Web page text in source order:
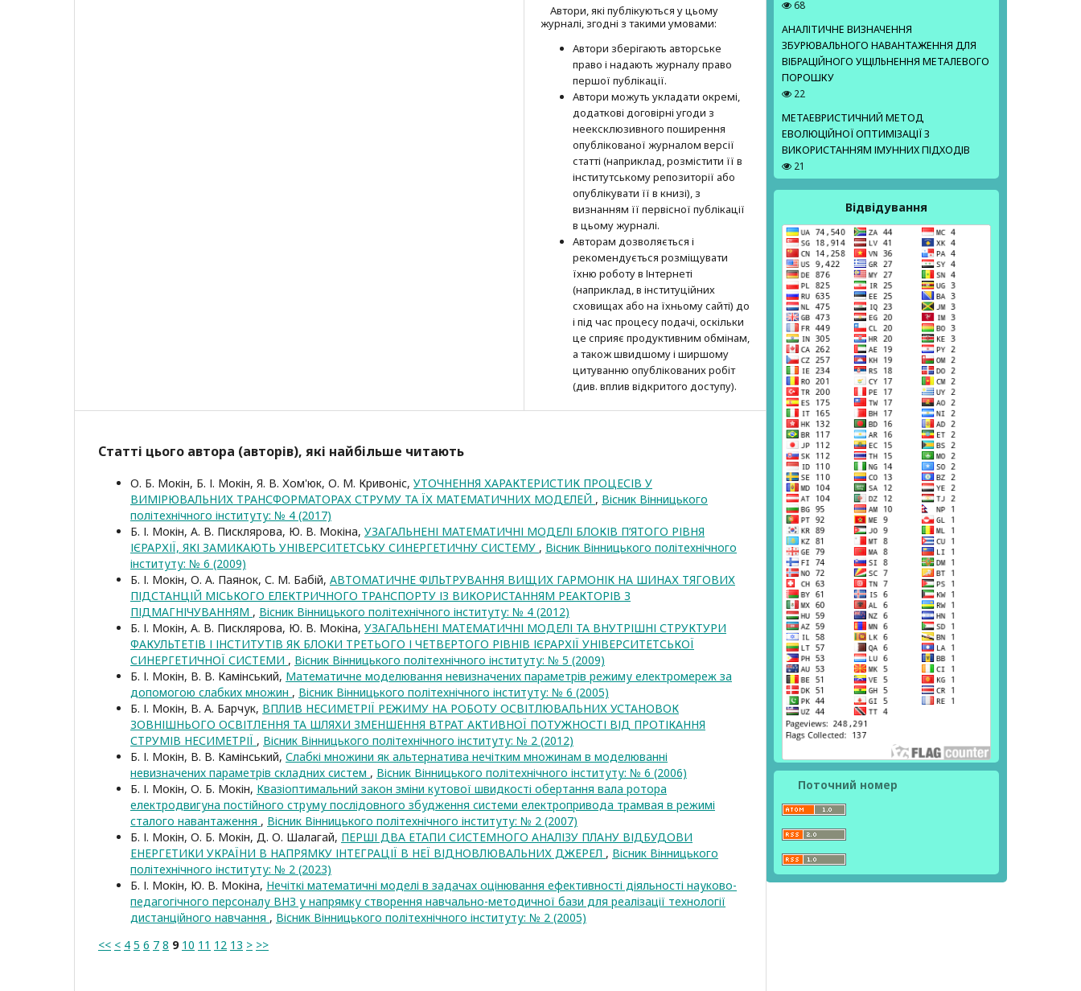
Автори, які публікуються у цьому
журналі, згодні з такими умовами:
Автори зберігають авторське
право і надають журналу право
першої публі­кації.
Автори можуть укладати окремі,
додат­кові договірні угоди з
неексклюзив­ного поширення
опублікованої журналом версії
статті (наприклад, розмістити її в
інститутському репозиторії або
опубліку­вати її в книзі), з
визнанням її первісної публікації
в цьому журналі.
Авторам дозволяється і
рекомендується розміщувати
їхню роботу в Інтернеті
(наприклад, в інституційних
сховищах або на їхньому сайті) до
і під час процесу подачі, оскільки
це сприяє продуктивним обмінам,
а також швидшому і ширшому
цитуванню опубліко­ва­них робіт
(див. вплив відкритого доступу).
Статті цього автора (авторів), які найбільше читають
О. Б. Мокін, Б. І. Мокін, Я. В. Хом'юк, О. М. Кривоніс, УТОЧНЕННЯ ХАРАКТЕРИСТИК ПРОЦЕСІВ У
ВИМІРЮВАЛЬНИХ ТРАНСФОРМАТОРАХ СТРУМУ ТА ЇХ МАТЕМАТИЧНИХ МОДЕЛЕЙ , Вісник Вінницького
політехнічного інституту: № 4 (2017)
Б. І. Мокін, А. В. Писклярова, Ю. В. Мокіна, УЗАГАЛЬНЕНІ МАТЕМАТИЧНІ МОДЕЛІ БЛОКІВ П’ЯТОГО РІВНЯ
ІЄРАРХІЇ, ЯКІ ЗАМИКАЮТЬ УНІВЕРСИТЕТСЬКУ СИНЕРГЕТИЧНУ СИСТЕМУ , Вісник Вінницького політехнічного
інституту: № 6 (2009)
Б. І. Мокін, О. А. Паянок, С. М. Бабій, АВТОМАТИЧНЕ ФІЛЬТРУВАННЯ ВИЩИХ ГАРМОНІК НА ШИНАХ ТЯГОВИХ
ПІДСТАНЦІЙ МІСЬКОГО ЕЛЕКТРИЧНОГО ТРАНСПОРТУ ІЗ ВИКОРИСТАННЯМ РЕАКТОРІВ З
ПІДМАГНІЧУВАННЯМ , Вісник Вінницького політехнічного інституту: № 4 (2012)
Б. І. Мокін, А. В. Писклярова, Ю. В. Мокіна, УЗАГАЛЬНЕНІ МАТЕМАТИЧНІ МОДЕЛІ ТА ВНУТРІШНІ СТРУКТУРИ
ФАКУЛЬТЕТІВ І ІНСТИТУТІВ ЯК БЛОКИ ТРЕТЬОГО І ЧЕТВЕРТОГО РІВНІВ ІЄРАРХІЇ УНІВЕРСИТЕТСЬКОЇ
СИНЕРГЕТИЧНОЇ СИСТЕМИ , Вісник Вінницького політехнічного інституту: № 5 (2009)
Б. І. Мокін, В. В. Камінський, Математичне моделювання невизначених параметрів режиму електромереж зa
допомогою слабких множин , Вісник Вінницького політехнічного інституту: № 6 (2005)
Б. І. Мокін, В. А. Барчук, ВПЛИВ НЕСИМЕТРІЇ РЕЖИМУ НА РОБОТУ ОСВІТЛЮВАЛЬНИХ УСТАНОВОК
ЗОВНІШНЬОГО ОСВІТЛЕННЯ ТА ШЛЯХИ ЗМЕНШЕННЯ ВТРАТ АКТИВНОЇ ПОТУЖНОСТІ ВІД ПРОТІКАННЯ
СТРУМІВ НЕСИМЕТРІЇ , Вісник Вінницького політехнічного інституту: № 2 (2012)
Б. І. Мокін, В. В. Камінський, Слабкі множини як альтернатива нечітким множинам в моделюванні
невизначених параметрів складних систем , Вісник Вінницького політехнічного інституту: № 6 (2006)
Б. І. Мокін, О. Б. Мокін, Квазіоптимальний закон зміни кутової швидкості обертання вала ротора
електродвигуна постійного струму послідовного збудження системи електропривода трамвая в режимі
сталого навантаження , Вісник Вінницького політехнічного інституту: № 2 (2007)
Б. І. Мокін, О. Б. Мокін, Д. О. Шалагай, ПЕРШІ ДВА ЕТАПИ СИСТЕМНОГО АНАЛІЗУ ПЛАНУ ВІДБУДОВИ
ЕНЕРГЕТИКИ УКРАЇНИ В НАПРЯМКУ ІНТЕГРАЦІЇ В НЕЇ ВІДНОВЛЮВАЛЬНИХ ДЖЕРЕЛ , Вісник Вінницького
політехнічного інституту: № 2 (2023)
Б. І. Мокін, Ю. В. Мокіна, Нечіткі математичні моделі в задачах оцінювання ефективності діяльності науково-
педагогічного персоналу ВНЗ у напрямку створення навчально-методичної бази для реалізації технології
дистанційного навчання , Вісник Вінницького політехнічного інституту: № 2 (2005)
<< < 4 5 6 7 8 9 10 11 12 13 > >>
68
АНАЛІТИЧНЕ ВИЗНАЧЕННЯ
ЗБУРЮВАЛЬНОГО НАВАНТАЖЕННЯ ДЛЯ
ВІБРАЦІЙНОГО УЩІЛЬНЕННЯ МЕТАЛЕВОГО
ПОРОШКУ
22
МЕТАЕВРИСТИЧНИЙ МЕТОД
ЕВОЛЮЦІЙНОЇ ОПТИМІЗАЦІЇ З
ВИКОРИСТАННЯМ ІМУННИХ ПІДХОДІВ
21
Відвідування
Поточний номер